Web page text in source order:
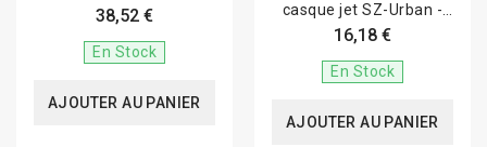
38,52 €
En Stock
AJOUTER AU PANIER
casque jet SZ-Urban -
Super AdSis ZR...
16,18 €
En Stock
AJOUTER AU PANIER